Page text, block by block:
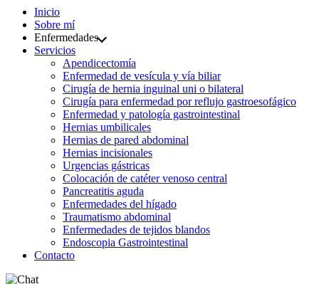
Inicio
Sobre mí
Enfermedades
Servicios
Apendicectomía
Enfermedad de vesícula y vía biliar
Cirugía de hernia inguinal uni o bilateral
Cirugía para enfermedad por reflujo gastroesofágico
Enfermedad y patología gastrointestinal
Hernias umbilicales
Hernias de pared abdominal
Hernias incisionales
Urgencias gástricas
Colocación de catéter venoso central
Pancreatitis aguda
Enfermedades del hígado
Traumatismo abdominal
Enfermedades de tejidos blandos
Endoscopia Gastrointestinal
Contacto